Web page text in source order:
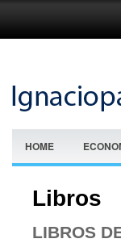
HOME
Libros
LIBROS